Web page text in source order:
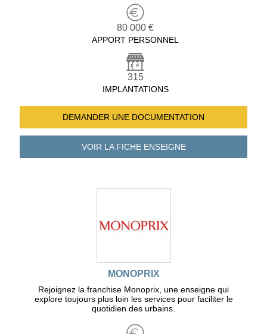
80 000 €
APPORT PERSONNEL
315
IMPLANTATIONS
DEMANDER UNE DOCUMENTATION
VOIR LA FICHEENSEIGNE
MONOPRIX
Rejoignez la franchise Monoprix, une enseigne qui
explore toujours plus loin les services pour faciliter le
quotidien des urbains.